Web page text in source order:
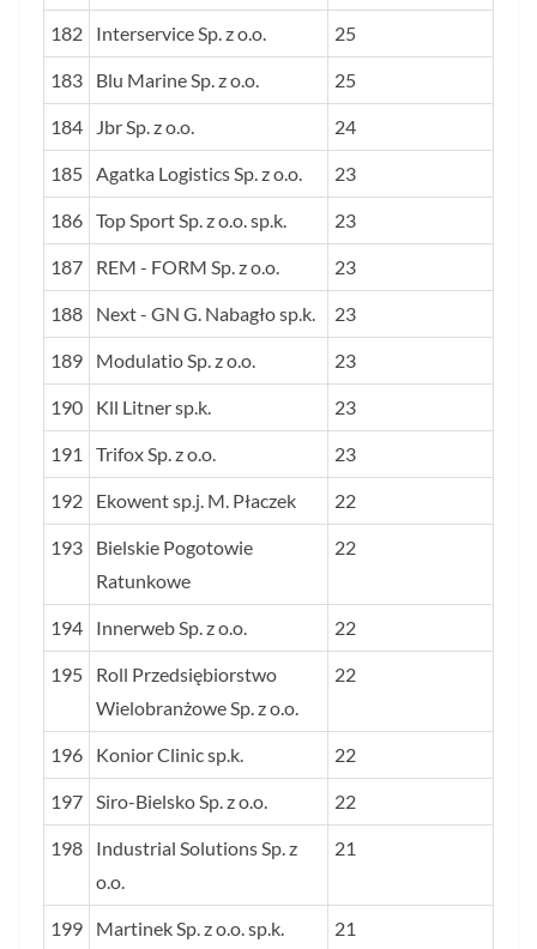
182 Interservice Sp. z o.o. 25
183 Blu Marine Sp. z o.o. 25
184 Jbr Sp. z o.o. 24
185 Agatka Logistics Sp. z o.o. 23
186 Top Sport Sp. z o.o. sp.k. 23
187 REM - FORM Sp. z o.o. 23
188 Next - GN G. Nabagło sp.k. 23
189 Modulatio Sp. z o.o. 23
190 Kll Litner sp.k. 23
191 Trifox Sp. z o.o. 23
192 Ekowent sp.j. M. Płaczek 22
193
Bielskie Pogotowie
Ratunkowe
22
194 Innerweb Sp. z o.o. 22
195
Roll Przedsiębiorstwo
Wielobranżowe Sp. z o.o.
22
196 Konior Clinic sp.k. 22
197 Siro-Bielsko Sp. z o.o. 22
198
Industrial Solutions Sp. z
o.o.
21
199 Martinek Sp. z o.o. sp.k. 21